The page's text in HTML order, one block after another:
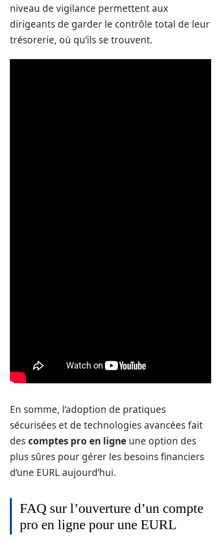
niveau de vigilance permettent aux
dirigeants de garder le contrôle total de leur
trésorerie, où qu’ils se trouvent.
En somme, l’adoption de pratiques
sécurisées et de technologies avancées fait
descomptes pro en ligne une option des
plus sûres pour gérer les besoins financiers
d’une EURL aujourd’hui.
FAQ sur l’ouverture d’un compte
pro en ligne pour une EURL